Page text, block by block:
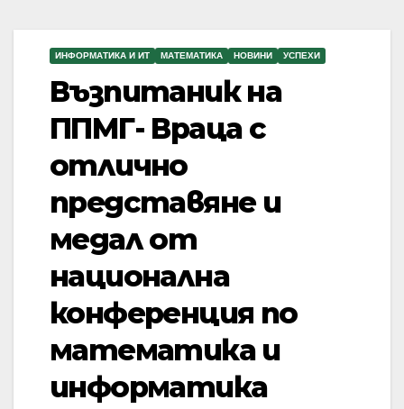
ИНФОРМАТИКА И ИТ МАТЕМАТИКА НОВИНИ УСПЕХИ
Възпитаник на
ППМГ- Враца с
отлично
представяне и
медал от
национална
конференция по
математика и
информатика